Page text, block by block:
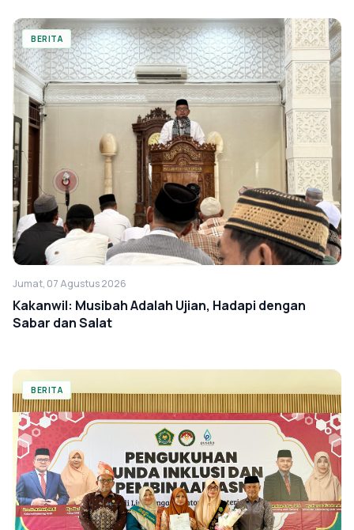
BERITA
Jumat, 07 Agustus 2026
Kakanwil: Musibah Adalah Ujian, Hadapi dengan
Sabar dan Salat
BERITA